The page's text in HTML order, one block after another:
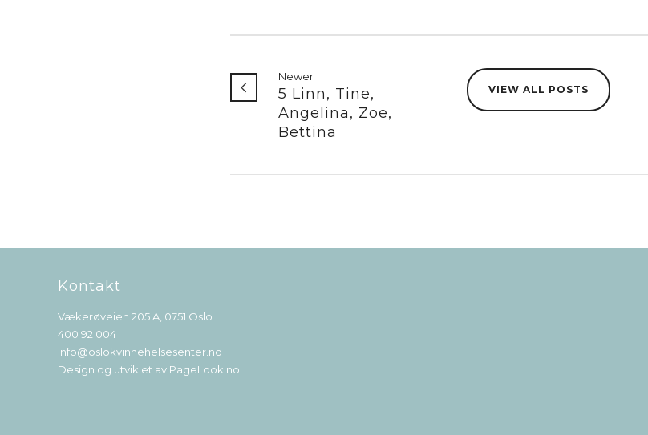
Newer
5 Linn, Tine,
Angelina, Zoe,
Bettina
VIEW ALL POSTS
Kontakt
Vækerøveien 205 A, 0751 Oslo
400 92 004
info@oslokvinnehelsesenter.no
Design og utviklet av PageLook.no